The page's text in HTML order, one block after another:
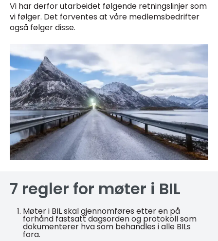
Vi har derfor utarbeidet følgende retningslinjer som
vi følger. Det forventes at våre medlemsbedrifter
også følger disse.
7 regler for møter i BIL
Møter i BIL skal gjennomføres etter en på
forhånd fastsatt dagsorden og protokoll som
dokumenterer hva som behandles i alle BILs
fora.